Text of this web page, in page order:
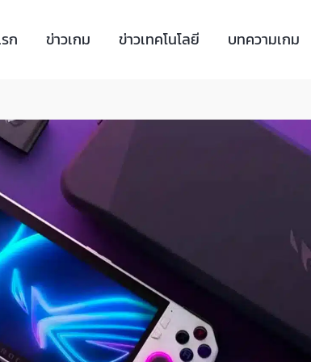
ก ข่าวเกม ข่าวเทคโนโลยี บทความเกม